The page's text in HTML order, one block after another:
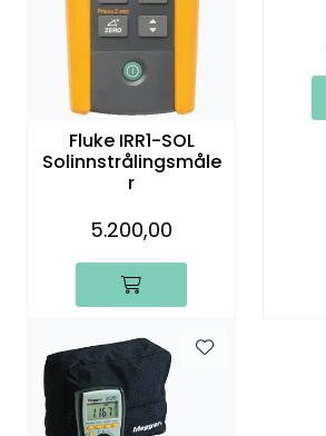
Fluke IRR1-SOL
Solinnstrålingsmåle
r
5.200,00